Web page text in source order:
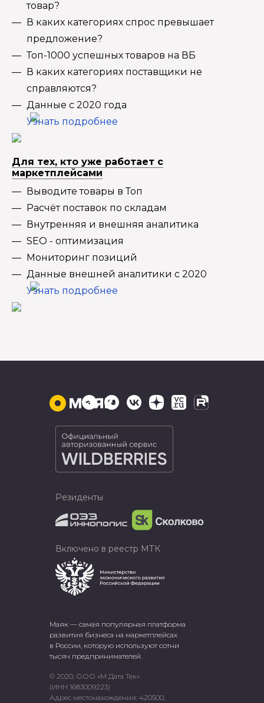
товар?
В каких категориях спрос превышает
предложение?
Топ-1000 успешных товаров на ВБ
В каких категориях поставщики не
справляются?
Данные с 2020 года
Узнать подробнее
Для тех, кто уже работает с
маркетплейсами
Выводите товары в Топ
Расчёт поставок по складам
Внутренняя и внешняя аналитика
SEO - оптимизация
Мониторинг позиций
Данные внешней аналитики с 2020
Узнать подробнее
Маяк — самая популярная платформа
развития бизнеса на маркетплейсах
в России, которую используют сотни
тысяч предпринимателей.
© 2020, ООО «М Дата Тек»
(ИНН 1683009223)
Адрес местонахождения: 420500,
Резиденты
Включено в реестр МТК